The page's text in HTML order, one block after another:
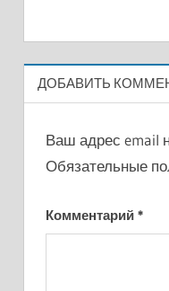
ДОБАВИТЬ
Ваш адрес email
Обязательные
Комментарий *